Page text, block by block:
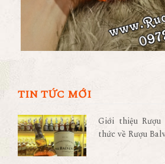
TIN TỨC MỚI
Giới thiệu
thức về Rượu